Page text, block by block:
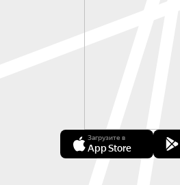
Загрузите в
App Store